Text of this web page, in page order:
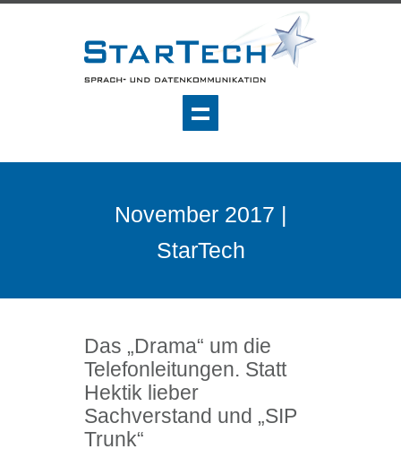
November 2017 |
StarTech
Das „Drama“ um die
Telefonleitungen. Statt
Hektik lieber
Sachverstand und „SIP
Trunk“